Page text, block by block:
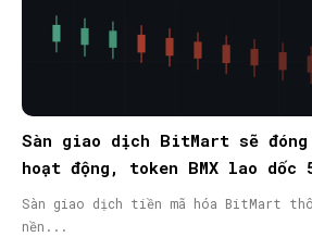
Sàn giao dịch BitMart sẽ đóng
hoạt động, token BMX lao dốc
Sàn giao dịch tiền mã hóa BitMart
nền...